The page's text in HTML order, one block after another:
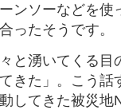
ンソーなどを使
ったそうです。
と湧いてくる
きた」。こう話
してきた被災地